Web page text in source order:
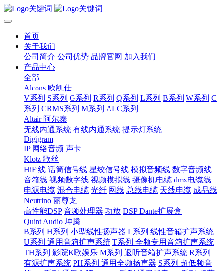
首页
关于我们
公司简介 公司优势 品牌官网 加入我们
产品中心
全部
Alcons 欧凯仕
V系列 S系列 G系列 R系列 Q系列 L系列 B系列 W系列 C
系列 CRMS系列 M系列 ALC系列
Altair 阿尔泰
无线内通系统 有线内通系统 提示灯系统
Digigram
IP 网络音频 声卡
Klotz 歌丝
HiFi线 话筒信号线 星绞信号线 模拟音频线 数字音频线
音箱线 视频数字线 视频模拟线 摄像机电缆 dmx电缆线
电源电缆 混合电缆 光纤 网线 总线电缆 天线电缆 成品线
Neutrino 丽尊龙
高性能DSP 音频处理器 功放 DSP Dante扩展盒
Quint Audio 坤腾
B系列 H系列 小型线性扬声器 L系列 线性音箱扩声系统
U系列 通用音箱扩声系统 T系列 全频专用音箱扩声系统
TH系列 影院K歌娱乐 M系列 返听音箱扩声系统 R系列
有源扩声系统 PH系列 通用全频扬声器 S系列 超低频音